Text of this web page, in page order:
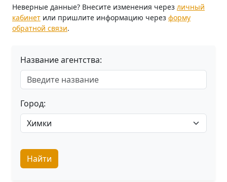
Неверные данные? Внесите изменения через личный
кабинет или пришлите информацию через форму
обратной связи.
Название агентства:
Город:
Найти